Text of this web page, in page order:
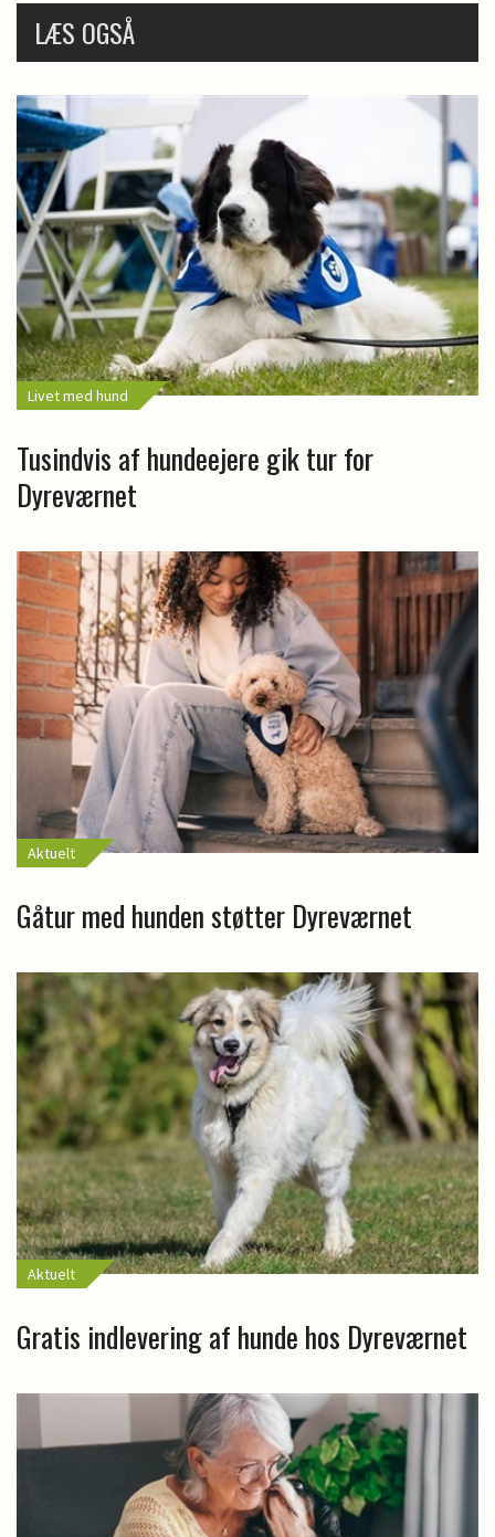
LÆS OGSÅ
Livet med hund
Tusindvis af hundeejere gik tur for
Dyreværnet
Aktuelt
Gåtur med hunden støtter Dyreværnet
Aktuelt
Gratis indlevering af hunde hos Dyreværnet